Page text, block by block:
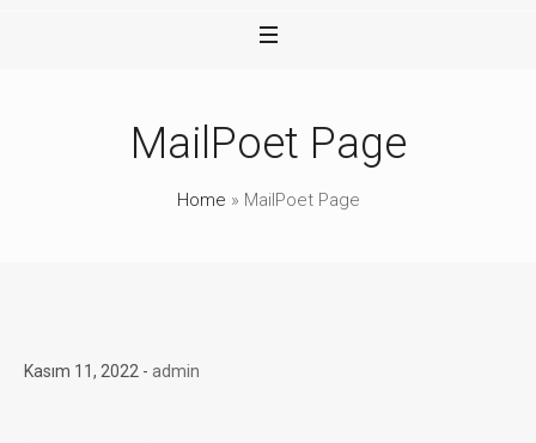
MailPoet Page
Home » MailPoet Page
Kasım 11, 2022 admin